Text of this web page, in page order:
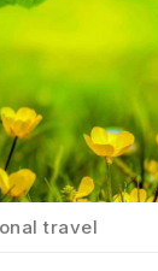
travel